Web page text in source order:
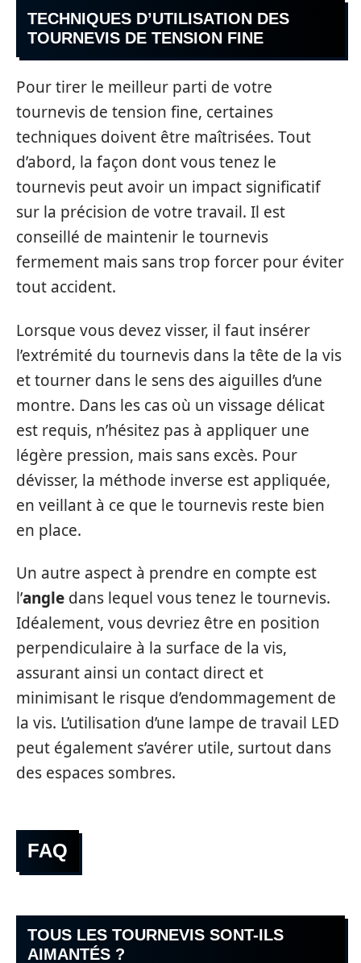
TECHNIQUES D’UTILISATION DES
TOURNEVIS DE TENSION FINE
Pour tirer le meilleur parti de votre
tournevis de tension fine, certaines
techniques doivent être maîtrisées. Tout
d’abord, la façon dont vous tenez le
tournevis peut avoir un impact significatif
sur la précision de votre travail. Il est
conseillé de maintenir le tournevis
fermement mais sans trop forcer pour éviter
tout accident.
Lorsque vous devez visser, il faut insérer
l’extrémité du tournevis dans la tête de la vis
et tourner dans le sens des aiguilles d’une
montre. Dans les cas où un vissage délicat
est requis, n’hésitez pas à appliquer une
légère pression, mais sans excès. Pour
dévisser, la méthode inverse est appliquée,
en veillant à ce que le tournevis reste bien
en place.
Un autre aspect à prendre en compte est
l’angle dans lequel vous tenez le tournevis.
Idéalement, vous devriez être en position
perpendiculaire à la surface de la vis,
assurant ainsi un contact direct et
minimisant le risque d’endommagement de
la vis. L’utilisation d’une lampe de travail LED
peut également s’avérer utile, surtout dans
des espaces sombres.
FAQ
TOUS LES TOURNEVIS SONT-ILS
AIMANTÉS ?